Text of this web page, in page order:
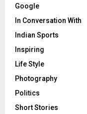
Google
In Conversation With
Indian Sports
Inspiring
Life Style
Photography
Politics
Short Stories